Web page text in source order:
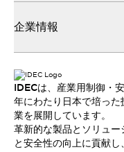
企業情報
IDECは、産業用制御・
年にわたり日本で培った
業を展開しています。
革新的な製品とソリュー
と安全性の向上に貢献